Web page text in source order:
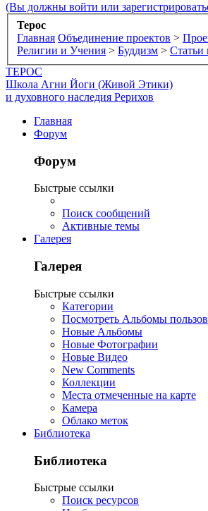
(Вы должны войти или
Терос
Главная Объединение проектов >
Религии и Учения > Буддизм > Статьи
ТЕРОС
Школа Агни Йоги (Живой Этики)
и духовного наследия Рерихов
Главная
Форум
Форум
Быстрые ссылки
Поиск сообщений
Активные темы
Галерея
Галерея
Быстрые ссылки
Категории
Посмотреть Альбомы
Новые Альбомы
Новые Фотографии
Новые Видео
New Comments
Коллекции
Места отмеченные на карте
Камера
Облако меток
Библиотека
Библиотека
Быстрые ссылки
Поиск ресурсов